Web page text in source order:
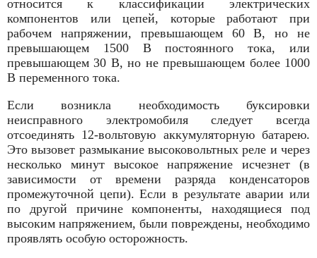
относится к классификации электрических
компонентов или цепей, которые работают при
рабочем напряжении, превышающем 60 В, но не
превышающем 1500 В постоянного тока, или
превышающем 30 В, но не превышающем более 1000
В переменного тока.
Если возникла необходимость буксировки
неисправного электромобиля следует всегда
отсоединять 12-вольтовую аккумуляторную батарею.
Это вызовет размыкание высоковольтных реле и через
несколько минут высокое напряжение исчезнет (в
зависимости от времени разряда конденсаторов
промежуточной цепи). Если в результате аварии или
по другой причине компоненты, находящиеся под
высоким напряжением, были повреждены, необходимо
проявлять особую осторожность.